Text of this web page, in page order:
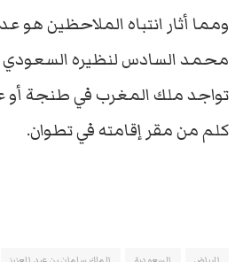
ومما أثار انتباه الملاحظين هو
محمد السادس لنظيره
تواجد ملك المغرب في طنجة
كلم من مقر إقامته في تطوان.